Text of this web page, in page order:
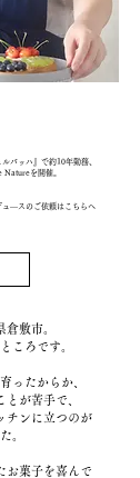
バッハ』で約10年勤務、
Natureを開催。
ュ―スのご依頼はこちらへ
敷市。
ころです。
ったからか、
が苦手で、
チンに立つのが
。
お菓子を喜んで